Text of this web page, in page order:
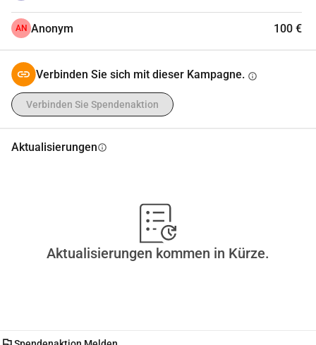
AN Anonym 100 €
Verbinden Sie sich mit dieser Kampagne. info
Verbinden Sie Spendenaktion
Aktualisierungeninfo
Aktualisierungen kommen in Kürze.